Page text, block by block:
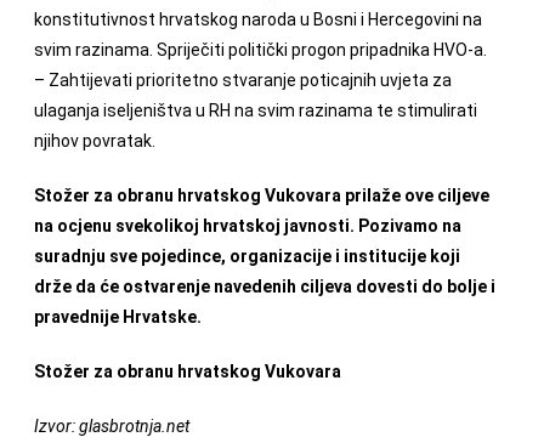
konstitutivnost hrvatskog naroda u Bosni i Hercegovini na
svim razinama. Spriječiti politički progon pripadnika HVO-a.
– Zahtijevati prioritetno stvaranje poticajnih uvjeta za
ulaganja iseljeništva u RH na svim razinama te stimulirati
njihov povratak.
Stožer za obranu hrvatskog Vukovara prilaže ove ciljeve
na ocjenu svekolikoj hrvatskoj javnosti. Pozivamo na
suradnju sve pojedince, organizacije i institucije koji
drže da će ostvarenje navedenih ciljeva dovesti do bolje i
pravednije Hrvatske.
Stožer za obranu hrvatskog Vukovara
Izvor: glasbrotnja.net